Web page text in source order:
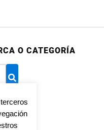
O CATEGORÍA